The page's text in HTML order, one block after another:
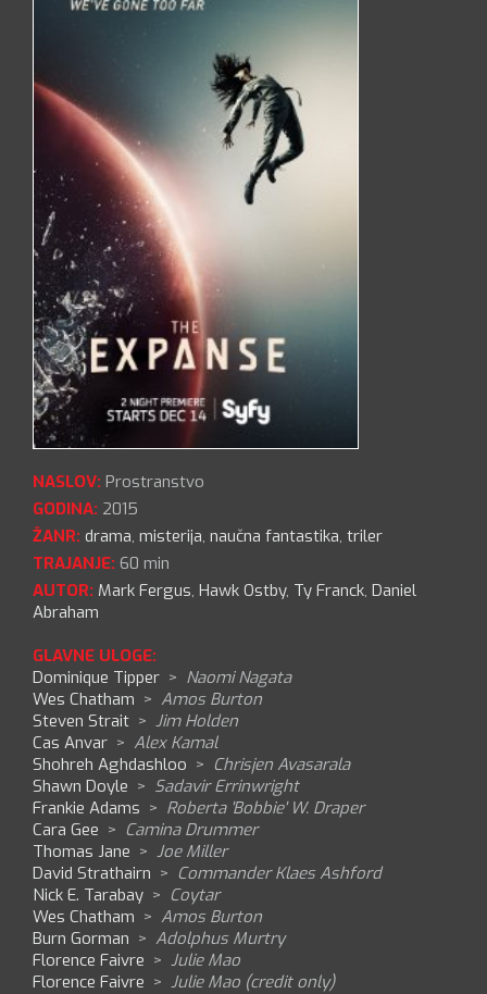
NASLOV: Prostranstvo
GODINA: 2015
ŽANR: drama, misterija, naučna fantastika, triler
TRAJANJE: 60 min
AUTOR: Mark Fergus, Hawk Ostby, Ty Franck, Daniel
Abraham
GLAVNE ULOGE:
Dominique Tipper > Naomi Nagata
Wes Chatham > Amos Burton
Steven Strait > Jim Holden
Cas Anvar > Alex Kamal
Shohreh Aghdashloo > Chrisjen Avasarala
Shawn Doyle > Sadavir Errinwright
Frankie Adams > Roberta 'Bobbie' W. Draper
Cara Gee > Camina Drummer
Thomas Jane > Joe Miller
David Strathairn > Commander Klaes Ashford
Nick E. Tarabay > Coytar
Wes Chatham > Amos Burton
Burn Gorman > Adolphus Murtry
Florence Faivre > Julie Mao
Florence Faivre > Julie Mao (credit only)